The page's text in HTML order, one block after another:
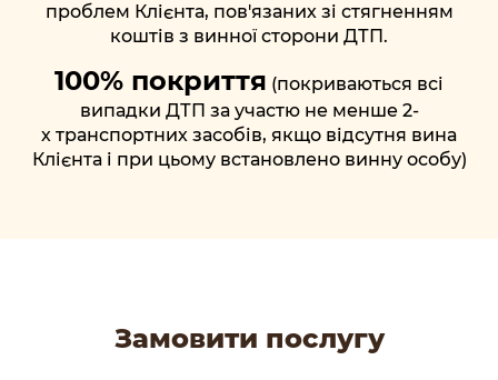
проблем Клієнта, пов'язаних зі стягненням
коштів з винної сторони ДТП.
100% покриття (покриваються всі
випадки ДТП за участю не менше 2-
х транспортних засобів, якщо відсутня вина
Клієнта і при цьому встановлено винну особу)
Замовити послугу